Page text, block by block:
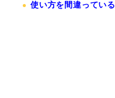
使い方を間違っている